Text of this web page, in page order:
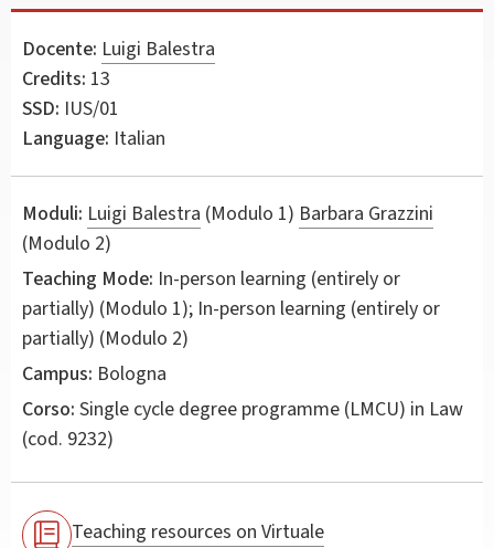
Docente: Luigi Balestra
Credits: 13
SSD: IUS/01
Language: Italian
Moduli: Luigi Balestra (Modulo 1) Barbara Grazzini
(Modulo 2)
Teaching Mode: In-person learning (entirely or
partially) (Modulo 1); In-person learning (entirely or
partially) (Modulo 2)
Campus: Bologna
Corso: Single cycle degree programme (LMCU) in Law
(cod. 9232)
Teaching resources on Virtuale